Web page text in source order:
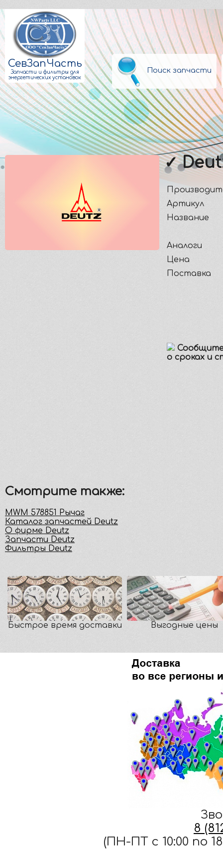
СевЗапЧасть
Запчасти и фильтры для
энергетических установок
Поиск запчасти
✓
Артикул
Название
Аналоги
Цена
Поставка
о сроках и
Смотрите также:
MWM 578851 Рычаг
Каталог запчастей Deutz
О фирме Deutz
Запчасти Deutz
Фильтры Deutz
Быстрое время доставки Выгодные цены
8
(ПН-ПТ c 10:00 по